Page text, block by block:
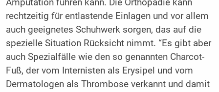
Amputation führen kann. Die Orthopädie kann
rechtzeitig für entlastende Einlagen und vor allem
auch geeignetes Schuhwerk sorgen, das auf die
spezielle Situation Rücksicht nimmt. “Es gibt aber
auch Spezialfälle wie den so genannten Charcot-
Fuß, der vom Internisten als Erysipel und vom
Dermatologen als Thrombose verkannt und damit